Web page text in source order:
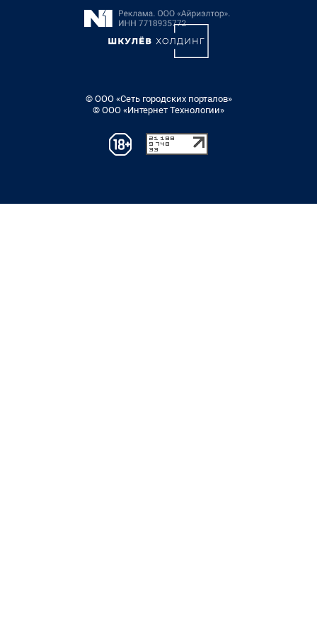
© ООО «Сеть городских порталов»
© ООО «Интернет Технологии»